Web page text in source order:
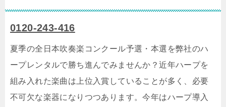
0120-243-416
夏季の全日本吹奏楽コンクール予選・本選を弊社のハ
ープレンタルで勝ち進んでみませんか？近年ハープを
組み入れた楽曲は上位入賞していることが多く、必要
不可欠な楽器になりつつあります。今年はハープ導入